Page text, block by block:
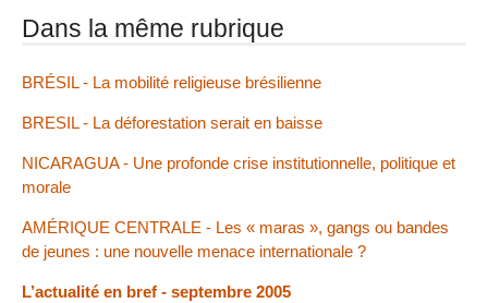
Dans la même rubrique
BRÉSIL - La mobilité religieuse brésilienne
BRESIL - La déforestation serait en baisse
NICARAGUA - Une profonde crise institutionnelle, politique et
morale
AMÉRIQUE CENTRALE - Les « maras », gangs ou bandes
de jeunes : une nouvelle menace internationale ?
L’actualité en bref - septembre 2005